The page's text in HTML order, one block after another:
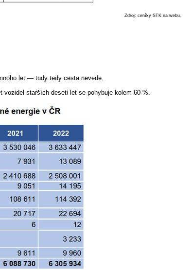
Zdroj: ceníky STK na webu.
let — tudy tedy cesta nevede.
starších deseti let se pohybuje kolem 60 %.